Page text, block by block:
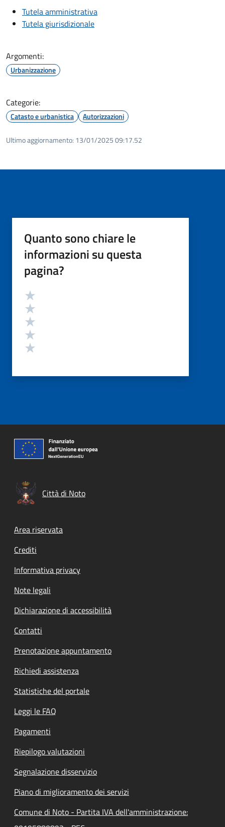
Tutela amministrativa
Tutela giurisdizionale
Argomenti:
Urbanizzazione
Categorie:
Catasto e urbanistica Autorizzazioni
Ultimo aggiornamento: 13/01/2025 09:17.52
Quanto sono chiare le
informazioni su questa
pagina?
Valutazione
Città di Noto
Footer menu
Area riservata
Crediti
Informativa privacy
Note legali
Dichiarazione di accessibilità
Contatti
Prenotazione appuntamento
Richiedi assistenza
Statistiche del portale
Leggi le FAQ
Pagamenti
Riepilogo valutazioni
Segnalazione disservizio
Piano di miglioramento dei servizi
Comune di Noto - Partita IVA dell'amministrazione: